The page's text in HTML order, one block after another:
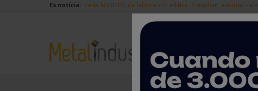
Es noticia: Feria ADDITED, de fabricación aditiva Sisteplant,
NOTICIAS